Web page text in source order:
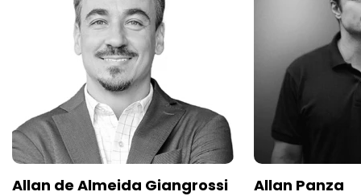
Allan de Almeida Giangrossi Allan Panza